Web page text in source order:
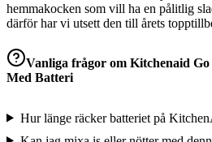
hemmakocken som vill ha en pålitlig
därför har vi utsett den till årets
Vanliga frågor om Kitchenaid Go
Med Batteri
Hur länge räcker batteriet på